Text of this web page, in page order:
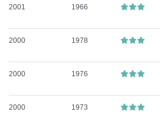
2001 1966
2000 1978
2000 1976
2000 1973